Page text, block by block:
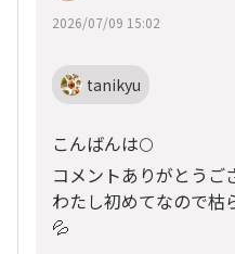
2026/07/09 15:02
tanikyu
こんばんは🌕
コメントありがとうご
わたし初めてなので枯
💦